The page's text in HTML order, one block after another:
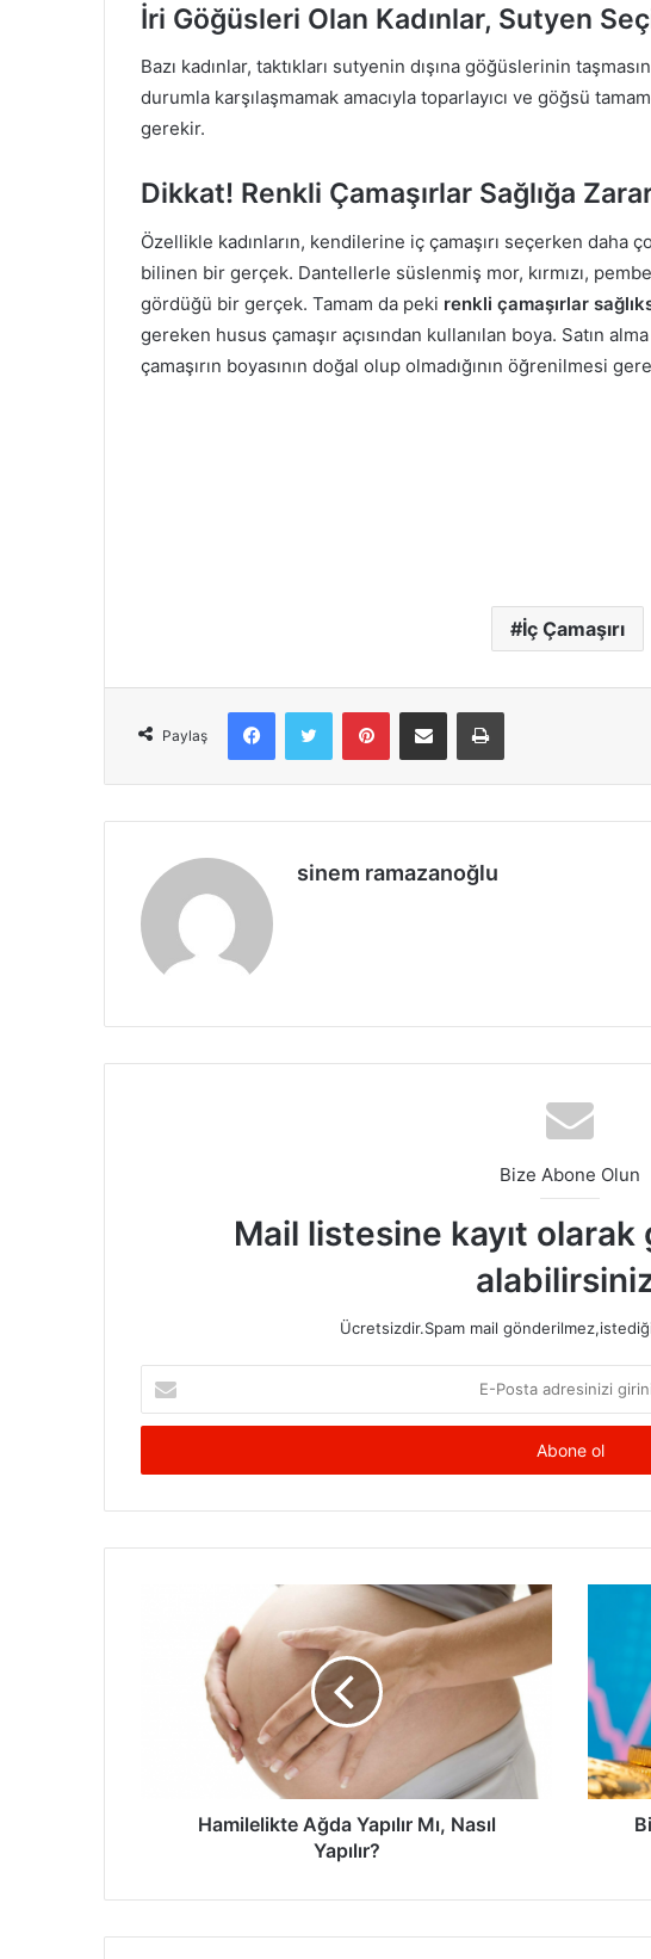
İri Göğüsleri Olan Kadınlar, Sutyen
Bazı kadınlar, taktıkları sutyenin dışına göğüslerinin
durumla karşılaşmamak amacıyla toparlayıcı ve göğsü
gerekir.
Dikkat! Renkli Çamaşırlar Sağlığa
Özellikle kadınların, kendilerine iç çamaşırı seçerken daha
bilinen bir gerçek. Dantellerle süslenmiş mor, kırmızı,
gördüğü bir gerçek. Tamam da peki renkli çamaşırlar
gereken husus çamaşır açısından kullanılan boya. Satın
çamaşırın boyasının doğal olup olmadığının öğrenilmesi
İç Çamaşırı
Paylaş
Facebook
X PinterestE-Posta ile paylaş Yazdır
sinem ramazanoğlu
Bize Abone Olun
Mail listesine kayıt
Ücretsizdir.Spam mail
Posta
adresinizi
Hamilelikte Ağda Yapılır Mı, Nasıl
Yapılır?
Amaca
Hizmet
Ediyor?